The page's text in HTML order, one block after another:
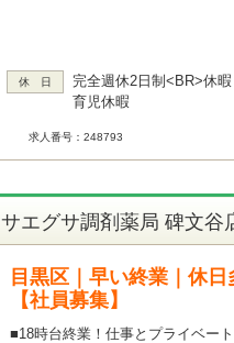
休 日
完全週休2日制<BR>休暇
育児休暇
求人番号：248793
サエグサ調剤薬局 碑文谷
目黒区｜早い終業｜休
【社員募集】
■18時台終業！仕事とプライベー